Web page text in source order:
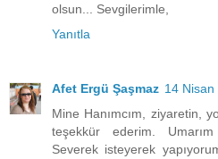
olsun... Sevgilerimle,
Yanıtla
Afet Ergü Şaşmaz 14
Mine Hanımcım, ziyaretin,
teşekkür ederim.
Severek isteyerek